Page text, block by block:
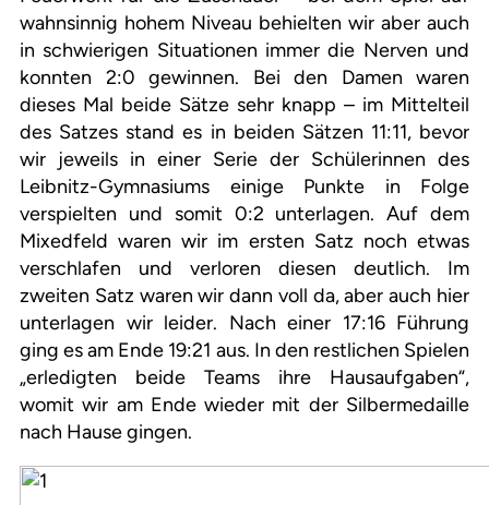
wahnsinnig hohem Niveau behielten wir aber auch
in schwierigen Situationen immer die Nerven und
konnten 2:0 gewinnen. Bei den Damen waren
dieses Mal beide Sätze sehr knapp – im Mittelteil
des Satzes stand es in beiden Sätzen 11:11, bevor
wir jeweils in einer Serie der Schülerinnen des
Leibnitz-Gymnasiums einige Punkte in Folge
verspielten und somit 0:2 unterlagen. Auf dem
Mixedfeld waren wir im ersten Satz noch etwas
verschlafen und verloren diesen deutlich. Im
zweiten Satz waren wir dann voll da, aber auch hier
unterlagen wir leider. Nach einer 17:16 Führung
ging es am Ende 19:21 aus. In den restlichen Spielen
„erledigten beide Teams ihre Hausaufgaben“,
womit wir am Ende wieder mit der Silbermedaille
nach Hause gingen.